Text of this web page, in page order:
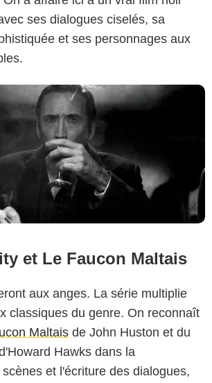
ses dialogues ciselés, sa
et ses personnages aux
et Le Faucon Maltais
aux anges. La série multiplie
classiques du genre. On reconnaît
Maltais de John Huston et du
Hawks dans la
et l'écriture des dialogues,